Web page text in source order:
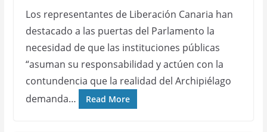
Los representantes de Liberación Canaria han
destacado a las puertas del Parlamento la
necesidad de que las instituciones públicas
“asuman su responsabilidad y actúen con la
contundencia que la realidad del Archipiélago
demanda…
Read More